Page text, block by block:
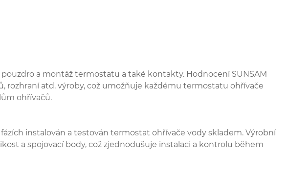
a montáž termostatu a také kontakty. Hodnocení SUNSAM
rozhraní atd. výroby, což umožňuje každému termostatu ohřívače
ohřívačů.
instalován a testován termostat ohřívače vody skladem. Výrobní
a spojovací body, což zjednodušuje instalaci a kontrolu během